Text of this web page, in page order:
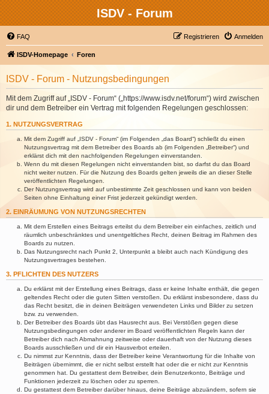
ISDV - Forum
FAQ Anmelden
Registrieren
ISDV-Homepage Foren
ISDV - Forum - Nutzungsbedingungen
Mit dem Zugriff auf „ISDV - Forum“ („https://www.isdv.net/forum“) wird zwischen
dir und dem Betreiber ein Vertrag mit folgenden Regelungen geschlossen:
1. NUTZUNGSVERTRAG
Mit dem Zugriff auf „ISDV - Forum“ (im Folgenden „das Board“) schließt du einen
Nutzungsvertrag mit dem Betreiber des Boards ab (im Folgenden „Betreiber“) und
erklärst dich mit den nachfolgenden Regelungen einverstanden.
Wenn du mit diesen Regelungen nicht einverstanden bist, so darfst du das Board
nicht weiter nutzen. Für die Nutzung des Boards gelten jeweils die an dieser Stelle
veröffentlichten Regelungen.
Der Nutzungsvertrag wird auf unbestimmte Zeit geschlossen und kann von beiden
Seiten ohne Einhaltung einer Frist jederzeit gekündigt werden.
2. EINRÄUMUNG VON NUTZUNGSRECHTEN
Mit dem Erstellen eines Beitrags erteilst du dem Betreiber ein einfaches, zeitlich und
räumlich unbeschränktes und unentgeltliches Recht, deinen Beitrag im Rahmen des
Boards zu nutzen.
Das Nutzungsrecht nach Punkt 2, Unterpunkt a bleibt auch nach Kündigung des
Nutzungsvertrages bestehen.
3. PFLICHTEN DES NUTZERS
Du erklärst mit der Erstellung eines Beitrags, dass er keine Inhalte enthält, die gegen
geltendes Recht oder die guten Sitten verstoßen. Du erklärst insbesondere, dass du
das Recht besitzt, die in deinen Beiträgen verwendeten Links und Bilder zu setzen
bzw. zu verwenden.
Der Betreiber des Boards übt das Hausrecht aus. Bei Verstößen gegen diese
Nutzungsbedingungen oder anderer im Board veröffentlichten Regeln kann der
Betreiber dich nach Abmahnung zeitweise oder dauerhaft von der Nutzung dieses
Boards ausschließen und dir ein Hausverbot erteilen.
Du nimmst zur Kenntnis, dass der Betreiber keine Verantwortung für die Inhalte von
Beiträgen übernimmt, die er nicht selbst erstellt hat oder die er nicht zur Kenntnis
genommen hat. Du gestattest dem Betreiber, dein Benutzerkonto, Beiträge und
Funktionen jederzeit zu löschen oder zu sperren.
Du gestattest dem Betreiber darüber hinaus, deine Beiträge abzuändern, sofern sie